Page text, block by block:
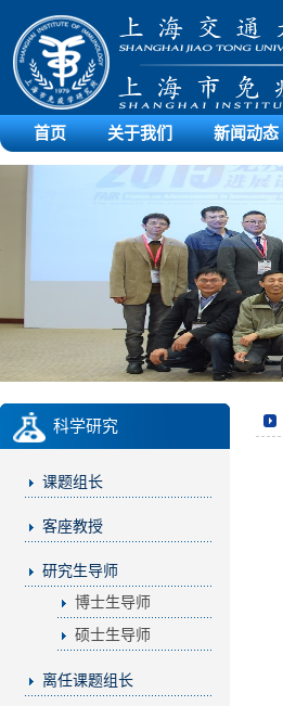
首页 关于我们 新闻动态
科学研究
课题组长
客座教授
研究生导师
博士生导师
硕士生导师
离任课题组长